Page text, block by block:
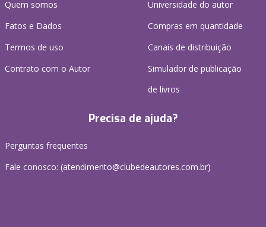
Quem somos
Fatos e Dados
Termos de uso
Contrato com o Autor
Universidade do autor
Compras em quantidade
Canais de distribuição
Simulador de publicação
de livros
Precisa de ajuda?
Perguntas frequentes
Fale conosco: (atendimento@clubedeautores.com.br)